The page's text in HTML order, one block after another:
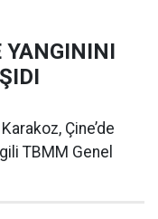
YANGININI
Çine’de
TBMM Genel